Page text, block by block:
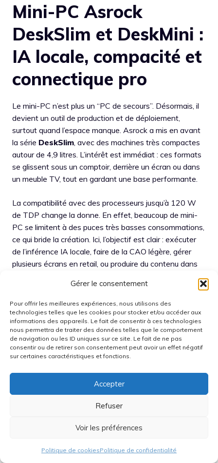
Gérer le consentement
Pour offrir les meilleures expériences, nous utilisons des
technologies telles que les cookies pour stocker et/ou accéder aux
informations des appareils. Le fait de consentir à ces technologies
nous permettra de traiter des données telles que le comportement
de navigation ou les ID uniques sur ce site. Le fait de ne pas
consentir ou de retirer son consentement peut avoir un effet négatif
sur certaines caractéristiques et fonctions.
Accepter
Refuser
Voir les préférences
Politique de cookiesPolitique de confidentialité
Mini-PC Asrock
DeskSlim et DeskMini :
IA locale, compacité et
connectique pro
Le mini-PC n’est plus un “PC de secours”. Désormais, il
devient un outil de production et de déploiement,
surtout quand l’espace manque. Asrock a mis en avant
la série DeskSlim, avec des machines très compactes
autour de 4,9 litres. L’intérêt est immédiat : ces formats
se glissent sous un comptoir, derrière un écran ou dans
un meuble TV, tout en gardant une base performante.
La compatibilité avec des processeurs jusqu’à 120 W
de TDP change la donne. En effet, beaucoup de mini-
PC se limitent à des puces très basses consommations,
ce qui bride la création. Ici, l’objectif est clair : exécuter
de l’inférence IA locale, faire de la CAO légère, gérer
plusieurs écrans en retail, ou produire du contenu dans
faire recule nettement, ce qui résume bien l’
hardwareactuelle.
PCIe 5.0 x16, DDR5 et Energy
Star : le mini format sans
concessions essentielles
La présence d’un slot PCIe 5.0 x16 pour une carte
double slot à profil bas est un choix ambitieux. Certes,
l’offre de GPU low-profile est plus limitée, mais l’option
spécialisée, par exemple pour affichage multi-écrans ou
DDR5 aide à viser des capacités mémoire élevées,